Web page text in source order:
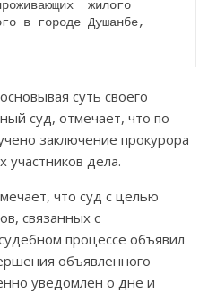
жилого
в го­роде Душанбе,
суть своего
суд, отмечает, что по
заключение прокурора
участников дела.
что суд с целью
связанных с
процессе объявил
объявленного
уведомлен о дне и